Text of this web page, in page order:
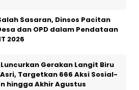
Sasaran, Dinsos Pacitan
dan OPD dalam Pendataan
2026
Gerakan Langit Biru
Targetkan 666 Aksi Sosial-
hingga Akhir Agustus